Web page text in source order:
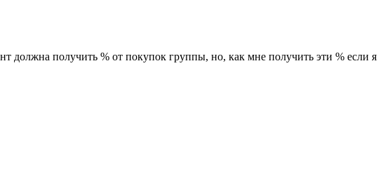
должна получить % от покупок группы, но, как мне получить эти % если я